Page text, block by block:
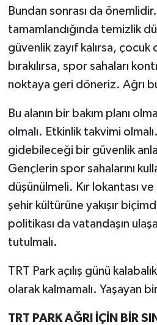
Bundan sonrası da
tamamlandığında temizlik
güvenlik zayıf kalırsa, çocuk
bırakılırsa, spor sahaları
noktaya geri döneriz. Ağrı
Bu alanın bir bakım planı
olmalı. Etkinlik takvimi
gidebileceği bir güvenlik
Gençlerin spor sahalarını
düşünülmeli. Kır lokantası
şehir kültürüne yakışır
politikası da vatandaşın
tutulmalı.
TRT Park açılış günü
olarak kalmamalı. Yaşayan
TRT PARK AĞRI İÇİN BİR